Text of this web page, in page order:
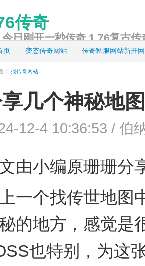
传奇
今日刚开一秒传奇,1.76复古
页 变态传奇网站 传奇私服网站新开网
： 找传奇网站
几个神秘地
12-4 10:36:53 / 伯
由小编原珊珊分
一个找传世地图
的地方，感觉是
也特别，为这